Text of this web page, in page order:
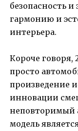
безопасность
гармонию и
интерьера.
Короче говоря,
просто
произведение
инновации
неповторимый
модель